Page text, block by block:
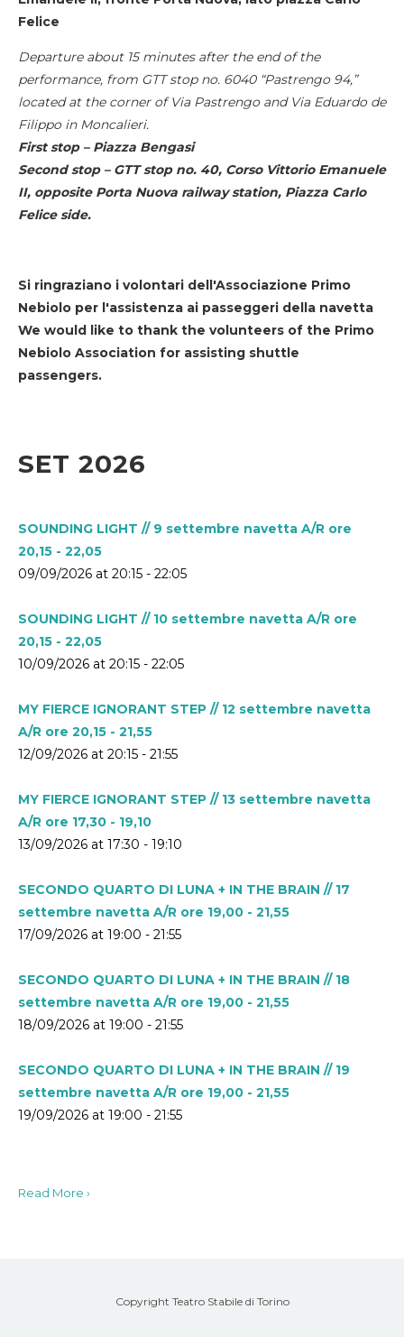
Felice
Departure about 15 minutes after the end of the
performance, from GTT stop no. 6040 “Pastrengo 94,”
located at the corner of Via Pastrengo and Via Eduardo de
Filippo in Moncalieri.
First stop – Piazza Bengasi
Second stop – GTT stop no. 40, Corso Vittorio Emanuele
II, opposite Porta Nuova railway station, Piazza Carlo
Felice side.
Si ringraziano i volontari dell'Associazione Primo
Nebiolo per l'assistenza ai passeggeri della navetta
We would like to thank the volunteers of the Primo
Nebiolo Association for assisting shuttle
passengers.
SET 2026
SOUNDING LIGHT // 9 settembre navetta A/R ore
20,15 - 22,05
09/09/2026 at 20:15 - 22:05
SOUNDING LIGHT // 10 settembre navetta A/R ore
20,15 - 22,05
10/09/2026 at 20:15 - 22:05
MY FIERCE IGNORANT STEP // 12 settembre navetta
A/R ore 20,15 - 21,55
12/09/2026 at 20:15 - 21:55
MY FIERCE IGNORANT STEP // 13 settembre navetta
A/R ore 17,30 - 19,10
13/09/2026 at 17:30 - 19:10
SECONDO QUARTO DI LUNA + IN THE BRAIN // 17
settembre navetta A/R ore 19,00 - 21,55
17/09/2026 at 19:00 - 21:55
SECONDO QUARTO DI LUNA + IN THE BRAIN // 18
settembre navetta A/R ore 19,00 - 21,55
18/09/2026 at 19:00 - 21:55
SECONDO QUARTO DI LUNA + IN THE BRAIN // 19
settembre navetta A/R ore 19,00 - 21,55
19/09/2026 at 19:00 - 21:55
Read More ›
Copyright Teatro Stabile di Torino